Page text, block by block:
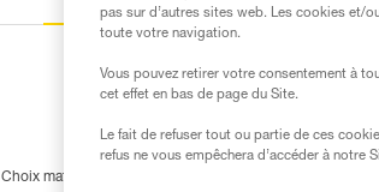
Choix matériel
pas sur d’autres sites web. Les cookies et/
toute votre navigation.
Vous pouvez retirer votre consentement à
cet effet en bas de page du Site.
Le fait de refuser tout ou partie de ces
refus ne vous empêchera d’accéder à notre